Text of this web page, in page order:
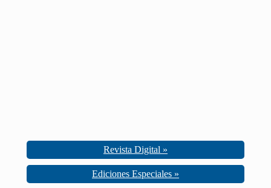
Revista Digital »
Ediciones Especiales »